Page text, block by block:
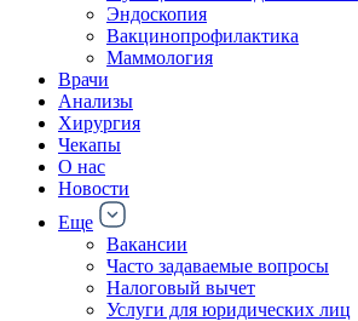
Эндоскопия
Вакцинопрофилактика
Маммология
Врачи
Анализы
Хирургия
Чекапы
О нас
Новости
Еще
Вакансии
Часто задаваемые вопросы
Налоговый вычет
Услуги для юридических лиц